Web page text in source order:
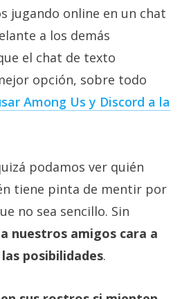
jugando online en un chat
a los demás
el chat de texto
opción, sobre todo
Among Us y Discord a la
podamos ver quién
tiene pinta de mentir por
no sea sencillo. Sin
a nuestros amigos cara a
posibilidades.